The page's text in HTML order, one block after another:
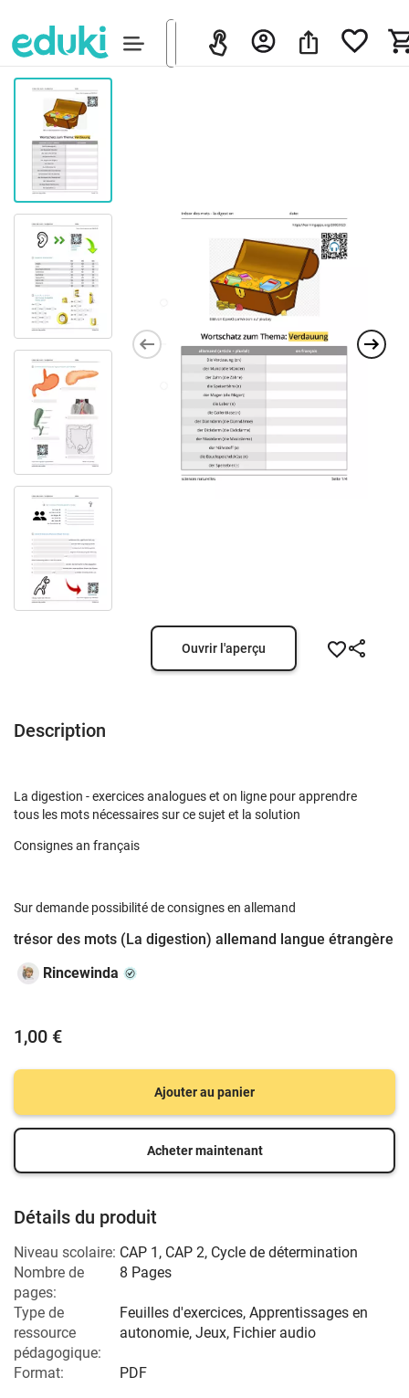
Ouvrir l'aperçu
Description
La digestion - exercices analogues et on ligne pour apprendre
tous les mots nécessaires sur ce sujet et la solution
Consignes an français
Sur demande possibilité de consignes en allemand
trésor des mots (La digestion) allemand langue étrangère
Rincewinda
1,00 €
Ajouter au panier
Acheter maintenant
Détails du produit
Niveau scolaire: CAP 1 , CAP 2, Cycle de détermination
Nombre de
pages:
8 Pages
Type de
ressource
pédagogique:
Feuilles d'exercices, Apprentissages en
autonomie, Jeux, Fichier audio
Format: PDF